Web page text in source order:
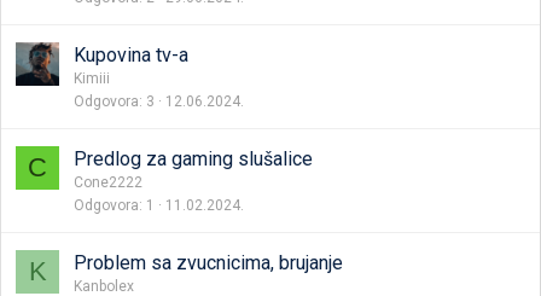
Kupovina tv-a
Kimiii
Odgovora 3 12.06.2024.
C Predlog za gaming slušalice
Cone2222
Odgovora 1 11.02.2024.
K Problem sa zvucnicima, brujanje
Kanbolex